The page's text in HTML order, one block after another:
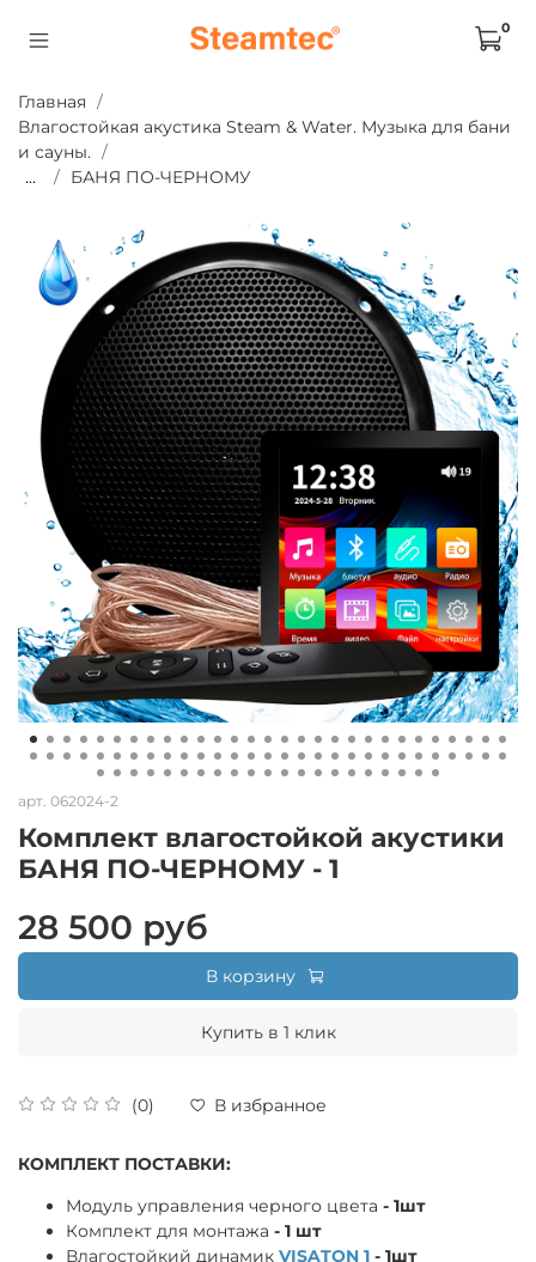
0
Главная
Влагостойкая акустика Steam & Water. Музыка для бани
и сауны.
...
БАНЯ ПО-ЧЕРНОМУ
арт. 062024-2
Комплект влагостойкой акустики
БАНЯ ПО-ЧЕРНОМУ - 1
(0) В избранное
28 500 руб
В корзину
Купить в 1 клик
КОМПЛЕКТ ПОСТАВКИ:
Модуль управления черного цвета - 1шт
Комплект для монтажа - 1 шт
Влагостойкий динамик VISATON 1 - 1шт